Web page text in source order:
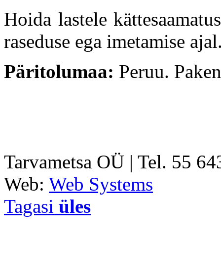
Hoida lastele
raseduse ega imetamise
Päritolumaa: Peruu.
Tarvametsa OÜ | Tel. 55
Web: Web Systems
Tagasi üles